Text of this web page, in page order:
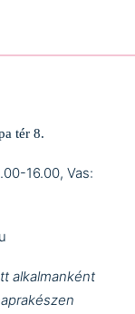
tér 8.
16.00, Vas:
alkalmanként